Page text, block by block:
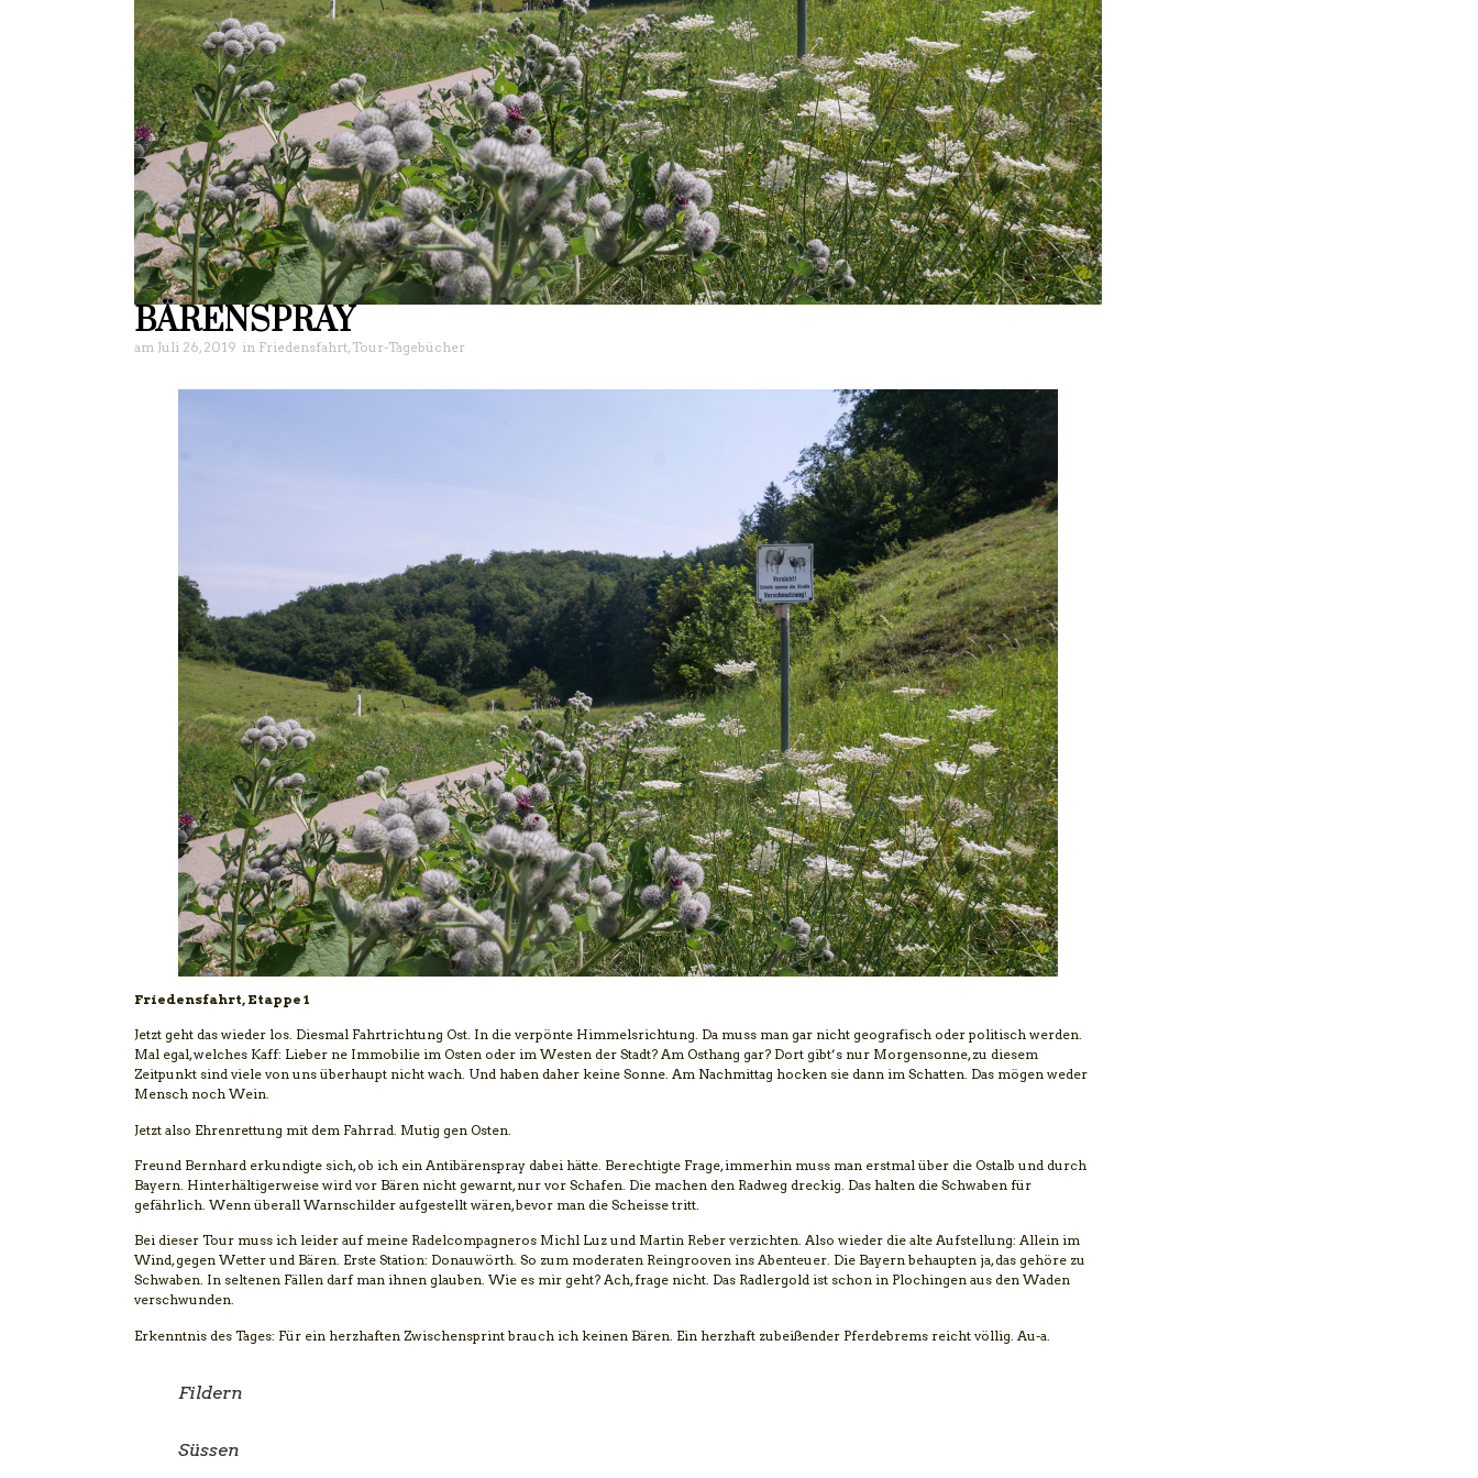
BÄRENSPRAY
am Juli 26, 2019 in Friedensfahrt, Tour-Tagebücher
Friedensfahrt, Etappe 1
Jetzt geht das wieder los. Diesmal Fahrtrichtung Ost. In die verpönte Himmelsrichtung. Da muss man gar nicht geografisch oder politisch werden.
Mal egal, welches Kaff: Lieber ne Immobilie im Osten oder im Westen der Stadt? Am Osthang gar? Dort gibt’s nur Morgensonne, zu diesem
Zeitpunkt sind viele von uns überhaupt nicht wach. Und haben daher keine Sonne. Am Nachmittag hocken sie dann im Schatten. Das mögen weder
Mensch noch Wein.
Jetzt also Ehrenrettung mit dem Fahrrad. Mutig gen Osten.
Freund Bernhard erkundigte sich, ob ich ein Antibärenspray dabei hätte. Berechtigte Frage, immerhin muss man erstmal über die Ostalb und durch
Bayern. Hinterhältigerweise wird vor Bären nicht gewarnt, nur vor Schafen. Die machen den Radweg dreckig. Das halten die Schwaben für
gefährlich. Wenn überall Warnschilder aufgestellt wären, bevor man die Scheisse tritt.
Bei dieser Tour muss ich leider auf meine Radelcompagneros Michl Luz und Martin Reber verzichten. Also wieder die alte Aufstellung: Allein im
Wind, gegen Wetter und Bären. Erste Station: Donauwörth. So zum moderaten Reingrooven ins Abenteuer. Die Bayern behaupten ja, das gehöre zu
Schwaben. In seltenen Fällen darf man ihnen glauben. Wie es mir geht? Ach, frage nicht. Das Radlergold ist schon in Plochingen aus den Waden
verschwunden.
Erkenntnis des Tages: Für ein herzhaften Zwischensprint brauch ich keinen Bären. Ein herzhaft zubeißender Pferdebrems reicht völlig. Au-a.
Fildern
Süssen